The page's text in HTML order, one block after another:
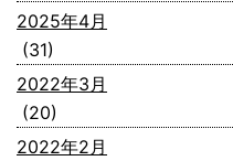
2025年4月
(31)
2022年3月
(20)
2022年2月